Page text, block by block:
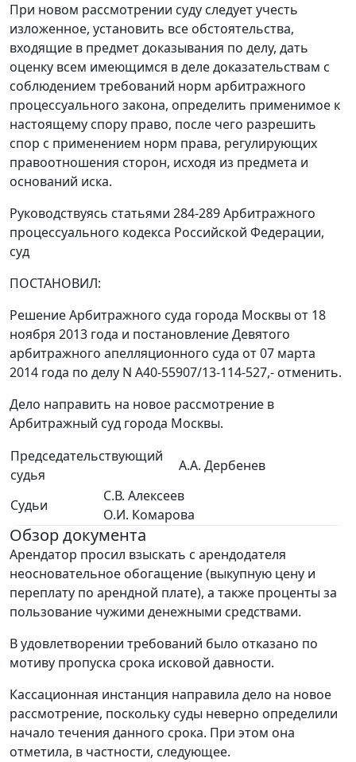
При новом рассмотрении суду следует учесть
изложенное, установить все обстоятельства,
входящие в предмет доказывания по делу, дать
оценку всем имеющимся в деле доказательствам с
соблюдением требований норм арбитражного
процессуального закона, определить применимое к
настоящему спору право, после чего разрешить
спор с применением норм права, регулирующих
правоотношения сторон, исходя из предмета и
оснований иска.
Руководствуясь статьями 284-289 Арбитражного
процессуального кодекса Российской Федерации,
суд
ПОСТАНОВИЛ:
Решение Арбитражного суда города Москвы от 18
ноября 2013 года и постановление Девятого
арбитражного апелляционного суда от 07 марта
2014 года по делу N А40-55907/13-114-527,- отменить.
Дело направить на новое рассмотрение в
Арбитражный суд города Москвы.
Председательствующий
судья
А.А. Дербенев
Судьи
С.В. Алексеев
О.И. Комарова
Обзор документа
Арендатор просил взыскать с арендодателя
неосновательное обогащение (выкупную цену и
переплату по арендной плате), а также проценты за
пользование чужими денежными средствами.
В удовлетворении требований было отказано по
мотиву пропуска срока исковой давности.
Кассационная инстанция направила дело на новое
рассмотрение, поскольку суды неверно определили
начало течения данного срока. При этом она
отметила, в частности, следующее.